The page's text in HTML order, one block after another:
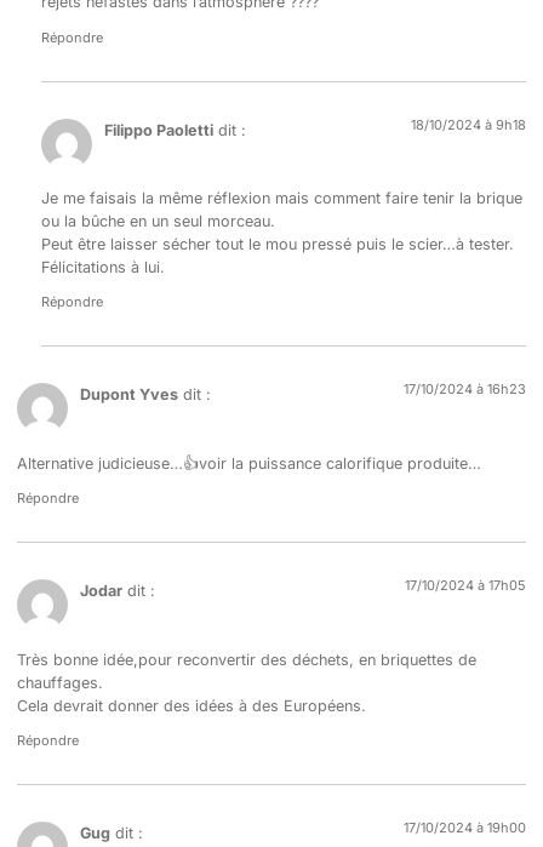
Répondre
Filippo Paoletti dit : 18/10/2024 à 9h18
Je me faisais la même réflexion mais comment faire tenir la brique
ou la bûche en un seul morceau.
Peut être laisser sécher tout le mou pressé puis le scier…à tester.
Félicitations à lui.
Répondre
Dupont Yves dit : 17/10/2024 à 16h23
Alternative judicieuse…👍voir la puissance calorifique produite…
Répondre
Jodar dit : 17/10/2024 à 17h05
Très bonne idée,pour reconvertir des déchets, en briquettes de
chauffages.
Cela devrait donner des idées à des Européens.
Répondre
Gug dit : 17/10/2024 à 19h00